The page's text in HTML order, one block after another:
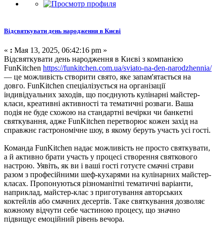
Відсвяткувати день народження в Києві
« : Мая 13, 2025, 06:42:16 pm »
Відсвяткувати день народження в Києві з компанією
FunKitchen https://funkitchen.com.ua/sviato-na-den-narodzhennia/
— це можливість створити свято, яке запам'ятається на
довго. FunKitchen спеціалізується на організації
індивідуальних заходів, що поєднують кулінарні майстер-
класи, креативні активності та тематичні розваги. Ваша
подія не буде схожою на стандартні вечірки чи банкетні
святкування, адже FunKitchen перетворює кожен захід на
справжнє гастрономічне шоу, в якому беруть участь усі гості.
Команда FunKitchen надає можливість не просто святкувати,
а й активно брати участь у процесі створення святкового
настрою. Уявіть, як ви і ваші гості готуєте смачні страви
разом з професійними шеф-кухарями на кулінарних майстер-
класах. Пропонуються різноманітні тематичні варіанти,
наприклад, майстер-клас з приготування авторських
коктейлів або смачних десертів. Таке святкування дозволяє
кожному відчути себе частиною процесу, що значно
підвищує емоційний рівень вечора.